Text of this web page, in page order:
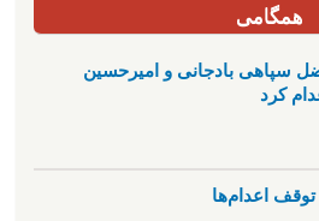
همگامی
بادجانی و امیرحسین
کرد
اعدام‌ها